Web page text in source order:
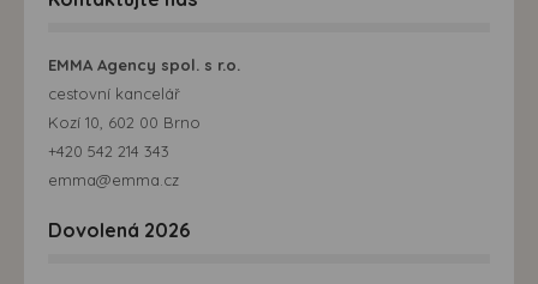
EMMA Agency spol. s r.o.
cestovní kancelář
Kozí 10, 602 00 Brno
+420 542 214 343
emma@emma.cz
Dovolená 2026